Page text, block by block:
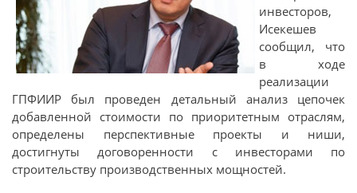
инвесторов,
Исекешев
сообщил, что
в ходе
реализации
ГПФИИР был проведен детальный анализ цепочек
добавленной стоимости по приоритетным отраслям,
определены перспективные проекты и ниши,
достигнуты договоренности с инвесторами по
строительству производственных мощностей.